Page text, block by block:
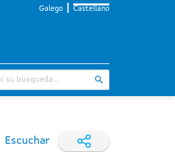
Galego Castellano
Escuchar